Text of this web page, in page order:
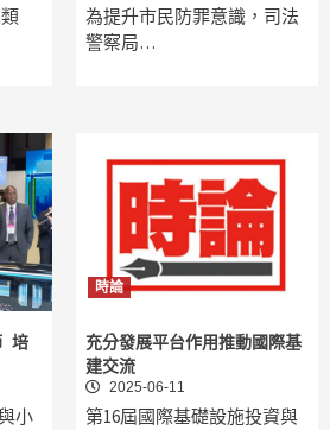
為提升市民防罪意識，司法
警察局…
培
小
時論
充分發展平台作用推動國際基
建交流
2025-06-11
第16屆國際基礎設施投資與